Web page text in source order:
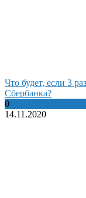
Что будет, если 3
Сбербанка?
0
14.11.2020